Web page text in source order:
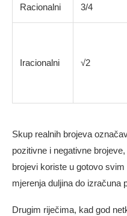
Racionalni 3/4
Iracionalni √2
Skup realnih brojeva
pozitivne i negativne
brojevi koriste u gotovo
mjerenja duljina do izračuna
Drugim riječima, kad god